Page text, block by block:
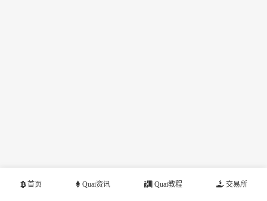
首页 Quai资讯 Quai教程 交易所